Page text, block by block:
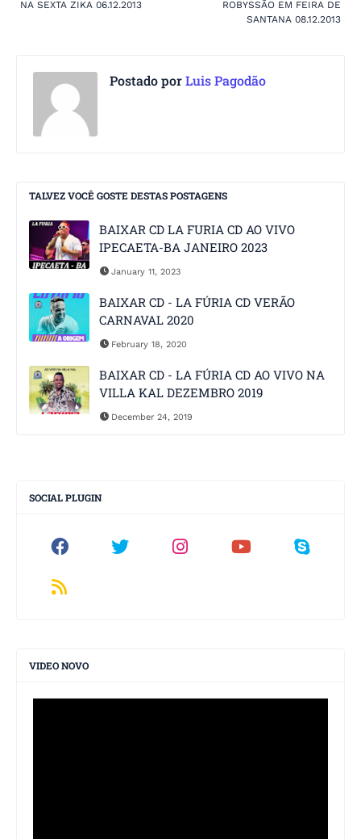
ROBYSSÃO EM FEIRA DE
SANTANA 08.12.2013
NA SEXTA ZIKA 06.12.2013
Postado porLuis Pagodão
TALVEZ VOCÊ GOSTE DESTAS POSTAGENS
BAIXAR CD LA FURIA CD AO VIVO
IPECAETA-BA JANEIRO 2023
January 11, 2023
BAIXAR CD - LA FÚRIA CD VERÃO
CARNAVAL 2020
February 18, 2020
BAIXAR CD - LA FÚRIA CD AO VIVO NA
VILLA KAL DEZEMBRO 2019
December 24, 2019
SOCIAL PLUGIN
VIDEO NOVO